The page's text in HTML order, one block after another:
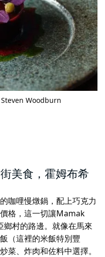
Woodburn
美食 ，霍姆布希
咖哩慢燉鍋，配上巧克力
格，這一切讓Mamak
村的路邊。就像在馬來
（這裡的米飯特別豐
菜、炸肉和佐料中選擇。